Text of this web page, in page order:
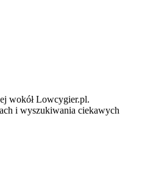
wokół Lowcygier.pl.
i wyszukiwania ciekawych